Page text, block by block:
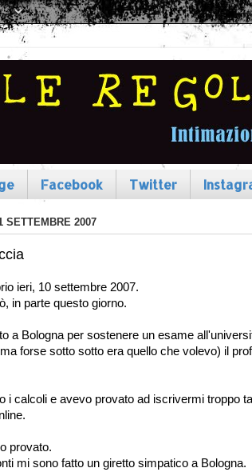
Facebook Twitter
SETTEMBRE 2007
ieri, 10 settembre 2007.
in parte questo giorno.
a Bologna per sostenere un esame
forse sotto sotto era quello che volevo) il
i calcoli e avevo provato ad iscrivermi troppo
provato.
mi sono fatto un giretto simpatico a Bologna.